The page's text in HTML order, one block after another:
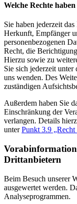
Welche Rechte
Sie haben jederzeit
Herkunft, Empfänger
personenbezogenen
Recht, die
Hierzu sowie zu
Sie sich jederzeit unter
uns wenden. Des
zuständigen
Außerdem haben Sie
Einschränkung der
verlangen. Details
unterPunkt 3.9
Vorabinformation
Drittanbietern
Beim Besuch unserer
ausgewertet werden.
Analyseprogrammen.